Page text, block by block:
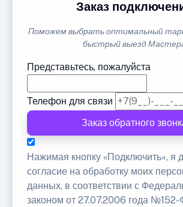
Заказ
Поможем выбрать оптимальный
быстрый выезд
Представьтесь, пожалуйста
Телефон для связи
Заказ обратного
Нажимая кнопку «Подключить», я
согласие на обработку моих
данных, в соответствии с
законом от 27.07.2006 года